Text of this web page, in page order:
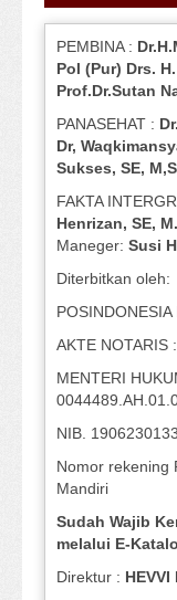
PEMBINA :
Pol (Pur) Drs.
Prof.Dr.Sutan
PANASEHAT :
Dr,
Sukses, SE,
FAKTA
Henrizan, SE,
Maneger: Susi
Diterbitkan oleh:
AKTE NOTARIS
MENTERI
NIB.
Nomor rekening
Mandiri
Sudah Wajib
melalui E-
Direktur : HEVVI